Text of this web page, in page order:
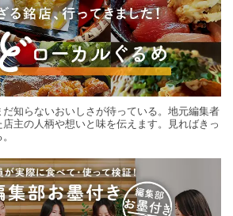
知らないおいしさが待っている。地元編集者
主の人柄や想いと味を伝えます。見ればきっ